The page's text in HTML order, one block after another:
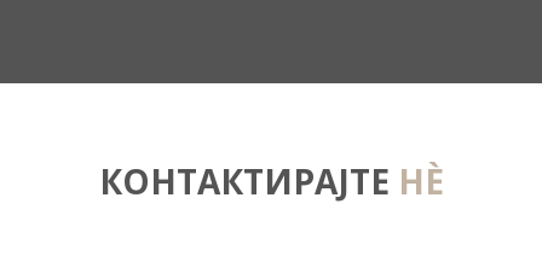
КОНТАКТИРАЈТЕ НÈ